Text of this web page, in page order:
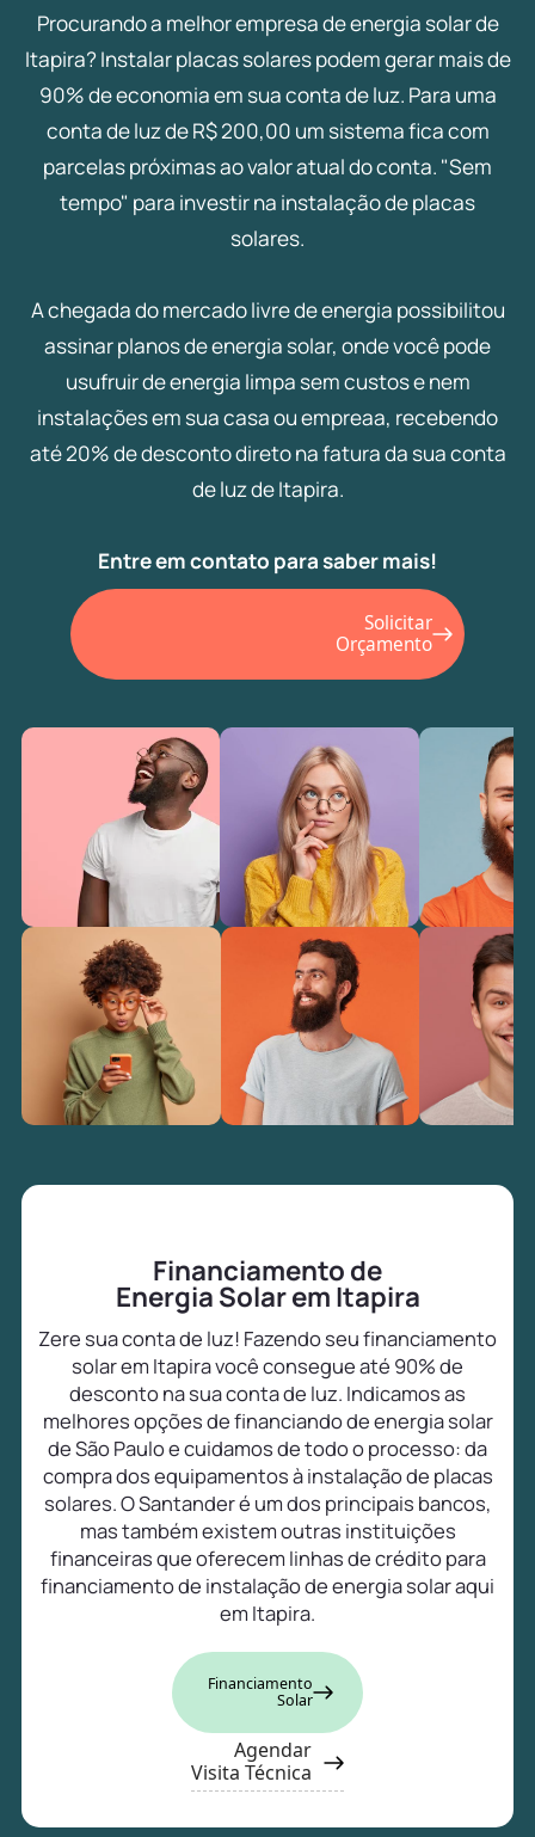
Procurando a melhor empresa de energia solar de
Itapira? Instalar placas solares podem gerar mais de
90% de economia em sua conta de luz. Para uma
conta de luz de R$ 200,00 um sistema fica com
parcelas próximas ao valor atual do conta. "Sem
tempo" para investir na instalação de placas
solares.
A chegada do mercado livre de energia possibilitou
assinar planos de energia solar, onde você pode
usufruir de energia limpa sem custos e nem
instalações em sua casa ou empreaa, recebendo
até 20% de desconto direto na fatura da sua conta
de luz de Itapira.
Entre em contato para saber mais!
Solicitar
Orçamento
Financiamento de
Energia Solar em Itapira
Zere sua conta de luz! Fazendo seu financiamento
solar em Itapira você consegue até 90% de
desconto na sua conta de luz. Indicamos as
melhores opções de financiando de energia solar
de São Paulo e cuidamos de todo o processo: da
compra dos equipamentos à instalação de placas
solares. O Santander é um dos principais bancos,
mas também existem outras instituições
financeiras que oferecem linhas de crédito para
financiamento de instalação de energia solar aqui
em Itapira.
Financiamento
Solar
Agendar
Visita Técnica